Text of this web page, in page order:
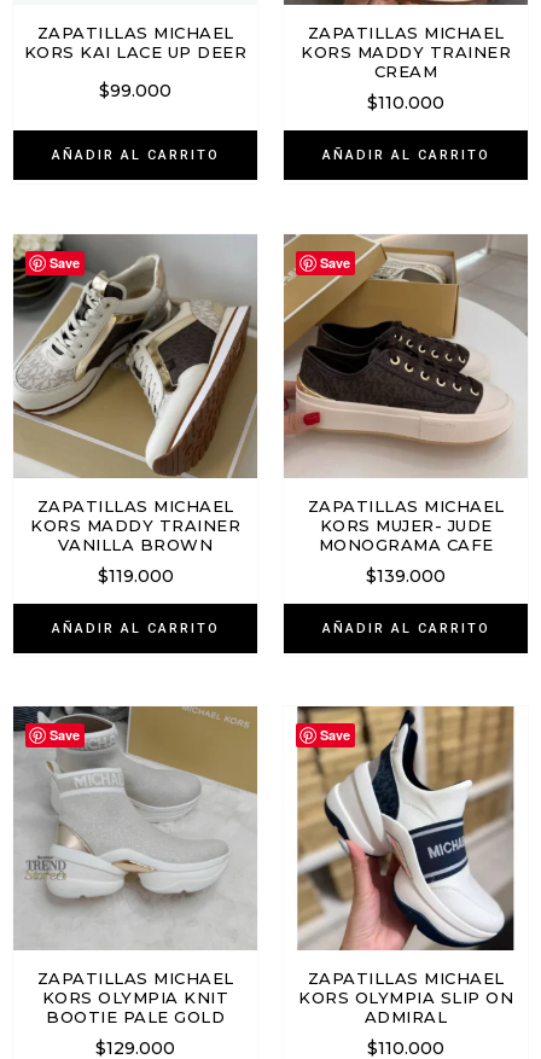
ZAPATILLAS MICHAEL
KORS KAI LACE UP DEER
$99.000
AÑADIR AL CARRITO
ZAPATILLAS MICHAEL
KORS MADDY TRAINER
CREAM
$110.000
AÑADIR AL CARRITO
Save
ZAPATILLAS MICHAEL
KORS MADDY TRAINER
VANILLA BROWN
$119.000
AÑADIR AL CARRITO
Save
ZAPATILLAS MICHAEL
KORS MUJER- JUDE
MONOGRAMA CAFE
$139.000
AÑADIR AL CARRITO
Save
ZAPATILLAS MICHAEL
KORS OLYMPIA KNIT
BOOTIE PALE GOLD
$129.000
Save
ZAPATILLAS MICHAEL
KORS OLYMPIA SLIP ON
ADMIRAL
$110.000